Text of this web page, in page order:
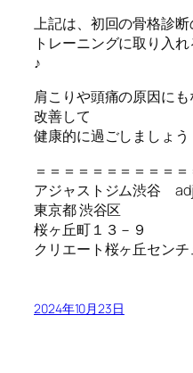
上記は、初回の骨格診断
トレーニングに取り入
♪
肩こりや頭痛の原因に
改善して
健康的に過ごしましょう
＝＝＝＝＝＝＝＝＝＝
アジャストジム渋谷
東京都 渋谷区
桜ヶ丘町１３－９
クリエート桜ヶ丘センチ
2024年10月23日